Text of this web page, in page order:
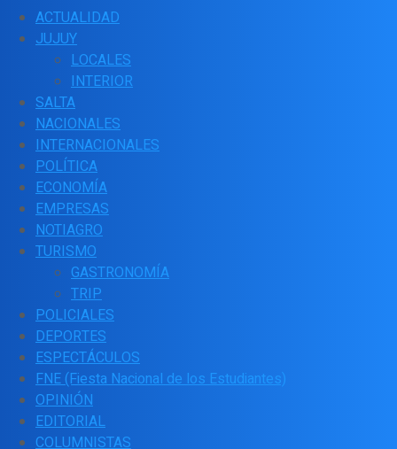
ACTUALIDAD
JUJUY
LOCALES
INTERIOR
SALTA
NACIONALES
INTERNACIONALES
POLÍTICA
ECONOMÍA
EMPRESAS
NOTIAGRO
TURISMO
GASTRONOMÍA
TRIP
POLICIALES
DEPORTES
ESPECTÁCULOS
FNE (Fiesta Nacional de los Estudiantes)
OPINIÓN
EDITORIAL
COLUMNISTAS